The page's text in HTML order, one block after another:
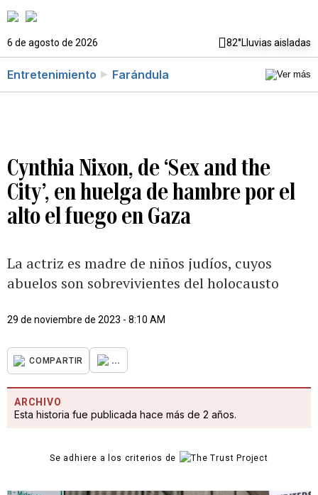
6 de agosto de 2026 82°Lluvias aisladas
Entretenimiento Farándula
Cynthia Nixon, de ‘Sex and the
City’, en huelga de hambre por el
alto el fuego en Gaza
La actriz es madre de niños judíos, cuyos
abuelos son sobrevivientes del holocausto
29 de noviembre de 2023 - 8:10 AM
COMPARTIR ...
ARCHIVO
Esta historia fue publicada hace más de 2 años.
Se adhiere a los criterios de